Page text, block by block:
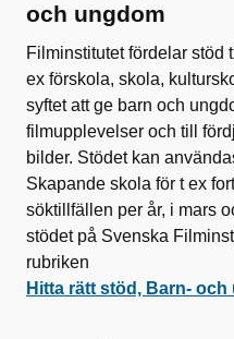
och ungdom
Filminstitutet fördelar stöd
ex förskola, skola,
syftet att ge barn och
filmupplevelser och till
bilder. Stödet kan
Skapande skola för t ex
söktillfällen per år, i mars
stödet på Svenska
rubriken
Hitta rätt stöd, Barn-